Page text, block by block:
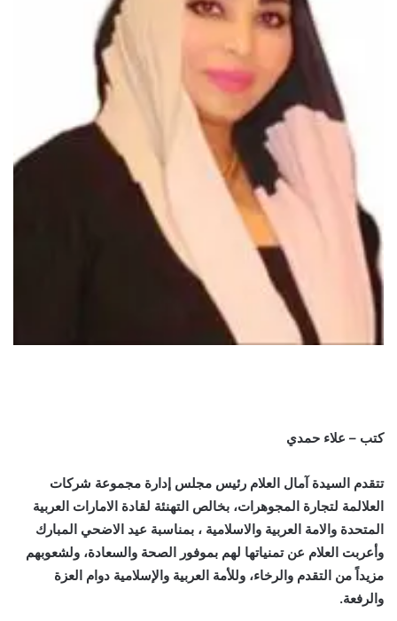
كتب – علاء حمدي
تتقدم السيدة آمال العلام رئيس مجلس إدارة مجموعة شركات
العلالمة لتجارة المجوهرات، بخالص التهنئة لقادة الامارات العربية
المتحدة والامة العربية والاسلامية ، بمناسبة عيد الاضحي المبارك
وأعربت العلام عن تمنياتها لهم بموفور الصحة والسعادة، ولشعوبهم
مزيداً من التقدم والرخاء، وللأمة العربية والإسلامية دوام العزة
والرفعة.